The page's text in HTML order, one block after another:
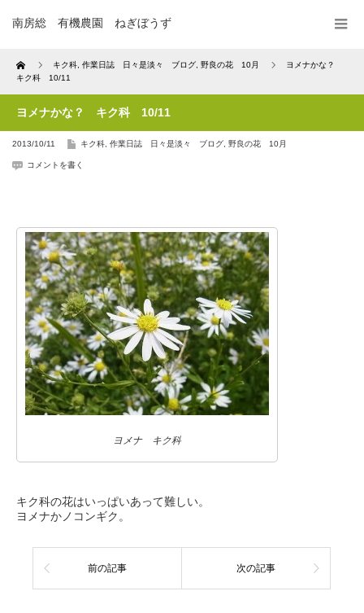
南房総 有機農園 ねぎぼうず
Home キク科 作業日誌 日々是淡々 ブログ 野良の花 10月
ヨメナかな？
キク科 10/11
ヨメナかな？ キク科 10/11
2013/10/11 キク科 作業日誌 日々是淡々 ブログ 野良の花 10月
コメントを書く
ヨメナ キク科
キク科の花はいっぱいあって難しい。
ヨメナかノコンギク。
前の記事 次の記事